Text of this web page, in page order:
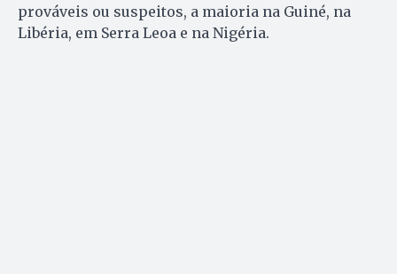
prováveis ou suspeitos, a maioria na Guiné, na
Libéria, em Serra Leoa e na Nigéria.